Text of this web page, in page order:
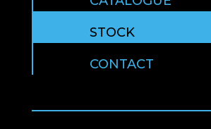
STOCK
CONTACT